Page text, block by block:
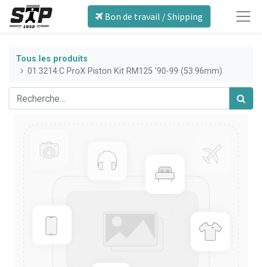
Bon de travail / Shipping
Tous les produits
01.3214.C ProX Piston Kit RM125 '90-99 (53.96mm)